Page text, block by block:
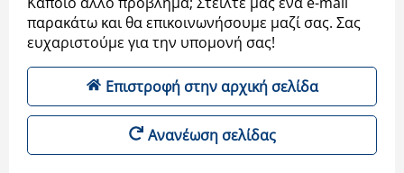
παρακάτω και θα επικοινωνήσουμε μαζί σας. Σας
ευχαριστούμε για την υπομονή σας!
Επιστροφή στην αρχική σελίδα
Ανανέωση σελίδας